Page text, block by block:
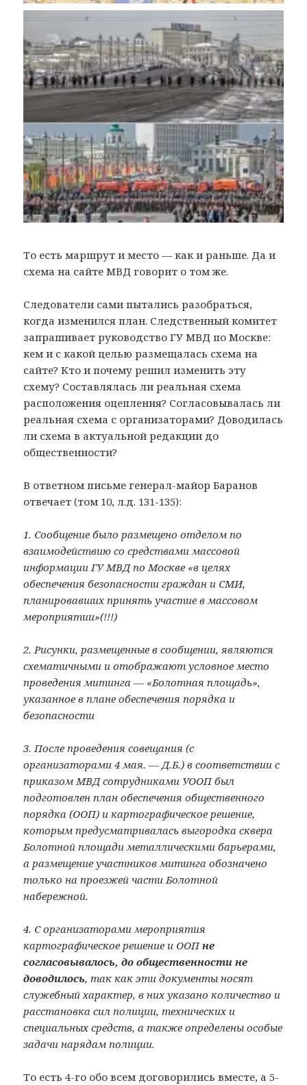
То есть маршрут и место — как и раньше. Да и
схема на сайте МВД говорит о том же.
Следователи сами пытались разобраться,
когда изменился план. Следственный комитет
запрашивает руководство ГУ МВД по Москве:
кем и с какой целью размещалась схема на
сайте? Кто и почему решил изменить эту
схему? Составлялась ли реальная схема
расположения оцепления? Согласовывалась ли
реальная схема с организаторами? Доводилась
ли схема в актуальной редакции до
общественности?
В ответном письме генерал-майор Баранов
отвечает (том 10, л.д. 131-135):
1. Сообщение было размещено отделом по
взаимодействию со средствами массовой
информации ГУ МВД по Москве «в целях
обеспечения безопасности граждан и СМИ,
планировавших принять участие в массовом
мероприятии»(!!!)
2. Рисунки, размещенные в сообщении, являются
схематичными и отображают условное место
проведения митинга — «Болотная площадь»,
указанное в плане обеспечения порядка и
безопасности
3. После проведения совещания (с
организаторами 4 мая. — Д.Б.) в соответствии с
приказом МВД сотрудниками УООП был
подготовлен план обеспечения общественного
порядка (ООП) и картографическое решение,
которым предусматривалась выгородка сквера
Болотной площади металлическими барьерами,
а размещение участников митинга обозначено
только на проезжей части Болотной
набережной.
4. С организаторами мероприятия
картографическое решение и ООПне
согласовывалось, до общественности не
доводилось, так как эти документы носят
служебный характер, в них указано количество и
расстановка сил полиции, технических и
специальных средств, а также определены особые
задачи нарядам полиции.
То есть 4-го обо всем договорились вместе, а 5-